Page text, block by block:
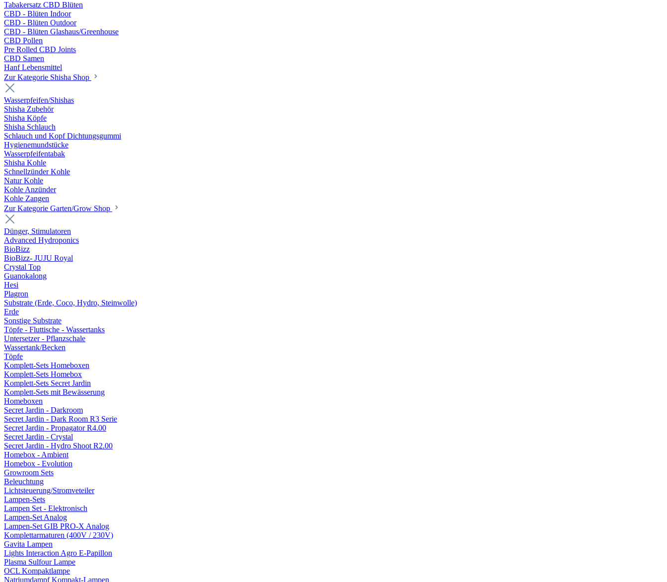
Tabakersatz CBD Blüten
CBD - Blüten Indoor
CBD - Blüten Outdoor
CBD - Blüten Glashaus/Greenhouse
CBD Pollen
Pre Rolled CBD Joints
CBD Samen
Hanf Lebensmittel
Zur Kategorie Shisha Shop
Wasserpfeifen/Shishas
Shisha Zubehör
Shisha Köpfe
Shisha Schlauch
Schlauch und Kopf Dichtungsgummi
Hygienemundstücke
Wasserpfeifentabak
Shisha Kohle
Schnellzünder Kohle
Natur Kohle
Kohle Anzünder
Kohle Zangen
Zur Kategorie Garten/Grow Shop
Dünger, Stimulatoren
Advanced Hydroponics
BioBizz
BioBizz- JUJU Royal
Crystal Top
Guanokalong
Hesi
Plagron
Substrate (Erde, Coco, Hydro, Steinwolle)
Erde
Sonstige Substrate
Töpfe - Fluttische - Wassertanks
Untersetzer - Pflanzschale
Wassertank/Becken
Töpfe
Komplett-Sets Homeboxen
Komplett-Sets Homebox
Komplett-Sets Secret Jardin
Komplett-Sets mit Bewässerung
Homeboxen
Secret Jardin - Darkroom
Secret Jardin - Dark Room R3 Serie
Secret Jardin - Propagator R4.00
Secret Jardin - Crystal
Secret Jardin - Hydro Shoot R2.00
Homebox - Ambient
Homebox - Evolution
Growroom Sets
Beleuchtung
Lichtsteuerung/Stromveteiler
Lampen-Sets
Lampen Set - Elektronisch
Lampen-Set Analog
Lampen-Set GIB PRO-X Analog
Komplettarmaturen (400V / 230V)
Gavita Lampen
Lights Interaction Agro E-Papillon
Plasma Sulfour Lampe
OCL Kompaktlampe
Natriumdampf Kompakt-Lampen